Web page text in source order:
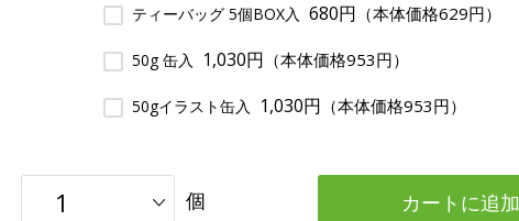
ティーバッグ 5個BOX入 680円 （本体価格629円）
50g 缶入 1,030円 （本体価格953円）
50gイラスト缶入 1,030円 （本体価格953円）
個 カートに追加